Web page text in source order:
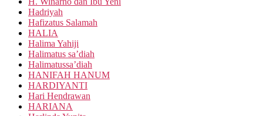
Hadriyah
Hafizatus Salamah
HALIA
Halima Yahiji
Halimatus sa’diah
Halimatussa’diah
HANIFAH HANUM
HARDIYANTI
Hari Hendrawan
HARIANA